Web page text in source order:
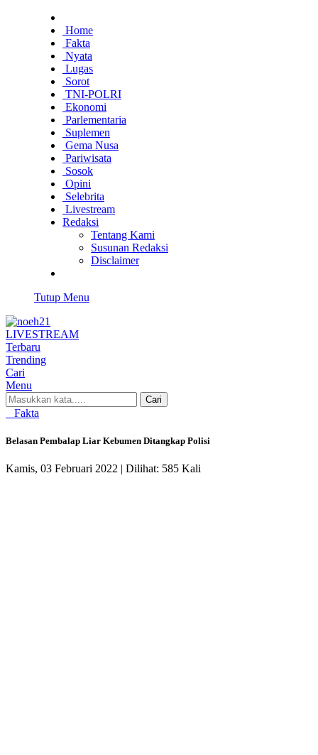
Home
Fakta
Nyata
Lugas
Sorot
TNI-POLRI
Ekonomi
Parlementaria
Suplemen
Gema Nusa
Pariwisata
Sosok
Opini
Selebrita
Livestream
Redaksi
Tentang Kami
Susunan Redaksi
Disclaimer
Tutup Menu
LIVESTREAM
Terbaru
Trending
Cari
Menu
Cari
Fakta
Belasan Pembalap Liar Kebumen Ditangkap Polisi
Kamis, 03 Februari 2022 | Dilihat: 585 Kali